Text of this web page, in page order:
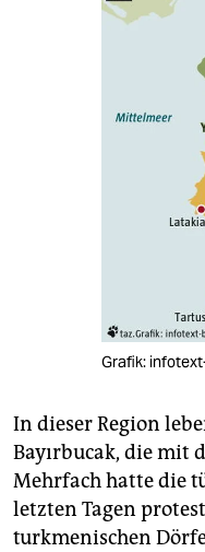
Grafik:
In dieser Region
Bayırbucak, die mit
Mehrfach hatte die
letzten Tagen
turkmenischen